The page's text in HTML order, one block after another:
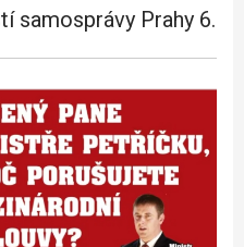
samosprávy Prahy 6.